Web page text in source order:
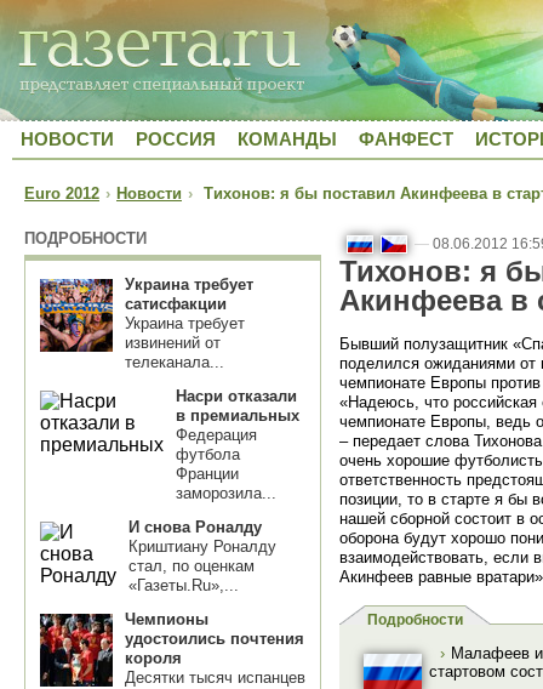
НОВОСТИ РОССИЯ КОМАНДЫ ФАНФЕСТ
Euro 2012 › Новости › Тихонов: я бы поставил Акинфеева в
ПОДРОБНОСТИ
Украина требует
сатисфакции
Украина требует
извинений от
телеканала...
Насри отказали
в премиальных
Федерация
футбола
Франции
заморозила...
И снова Роналду
Криштиану Роналду
стал, по оценкам
«Газеты.Ru»,...
Чемпионы
удостоились почтения
короля
Десятки тысяч испанцев
— 08.06.2012
Тихонов: я
Акинфеева в
Бывший полузащитник
поделился ожиданиями от
чемпионате Европы
«Надеюсь, что российская
чемпионате Европы, ведь
– передает слова
очень хорошие
ответственность
позиции, то в старте я бы
нашей сборной состоит в
оборона будут хорошо
взаимодействовать, если
Акинфеев равные
Подробности
› Малафеев и
стартовом